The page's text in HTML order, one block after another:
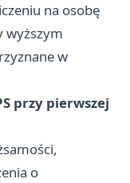
na osobę
wyższym
w
przy pierwszej
o